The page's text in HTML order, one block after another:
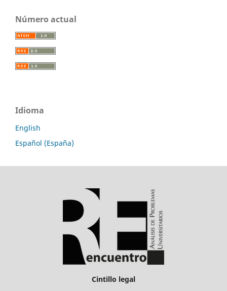
Número actual
Idioma
English
Español (España)
Cintillo legal